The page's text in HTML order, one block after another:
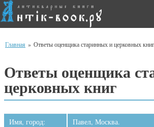
Главная » Ответы оценщика старинных и церковных книг
Ответы оценщика
церковных книг
Имя, город: Павел, Москва.